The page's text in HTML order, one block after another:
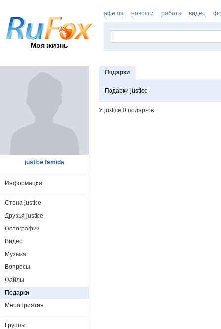
Моя жизнь
афиша новости работа видео
Подарки
Подарки justice
У justice 0 подарков
justice femida
Информация
Стена justice
Друзья justice
Фотографии
Видео
Музыка
Вопросы
Файлы
Подарки
Мероприятия
Группы